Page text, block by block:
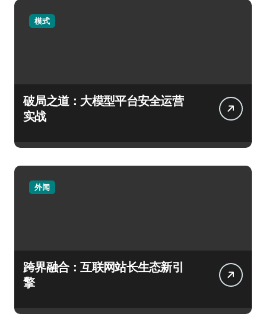
模式
破局之道：大模型平台安全运营
实战
外闻
跨界融合：互联网站长生态新引
擎